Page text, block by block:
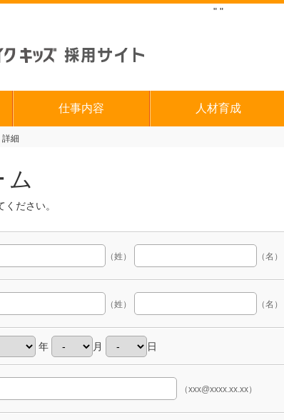
" "
仕事内容 人材育成
詳細
ださい。
（姓） （名）
（姓） （名）
年 月 日
（xxx@xxxx.xx.xx）